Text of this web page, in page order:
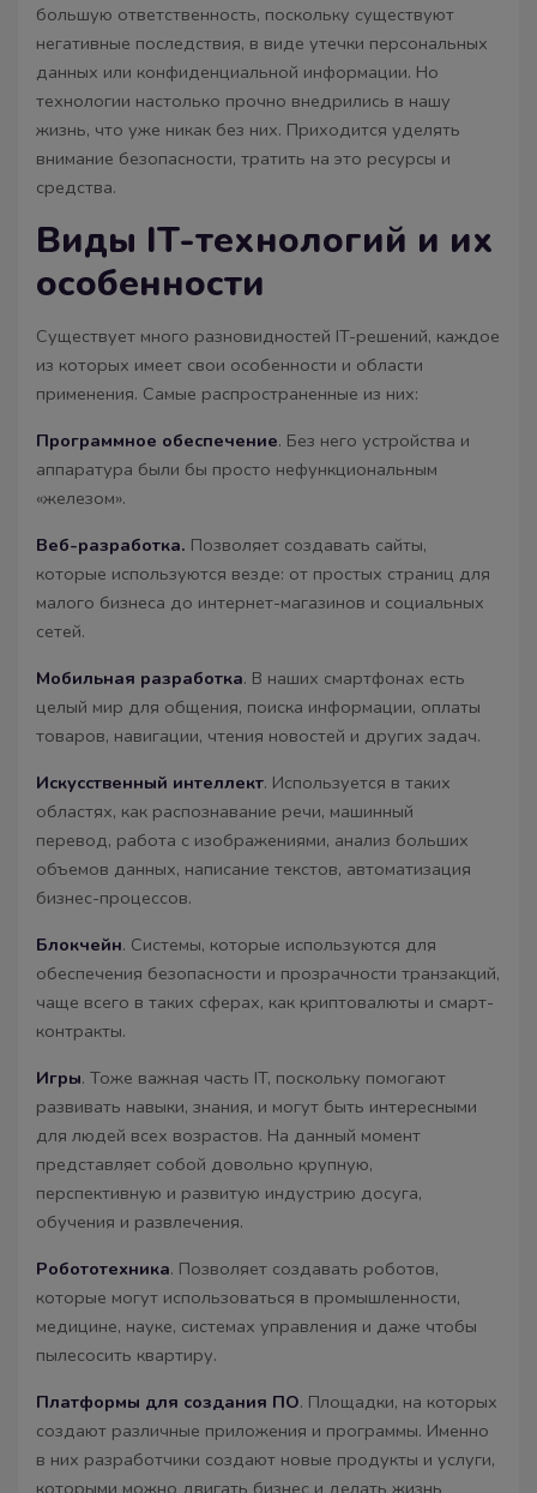
большую ответственность, поскольку существуют
негативные последствия, в виде утечки персональных
данных или конфиденциальной информации. Но
тeхнологии настолько прочно внедрились в нашу
жизнь, что уже никак без них. Приходится уделять
внимание безопасности, тратить на это ресурсы и
средства.
Виды IT-технологий и их
особенности
Существует много разновидностей IT-решений, каждое
из которых имеет свои особенности и области
применения. Самые распространенные из них:
Программное обеспечение. Без него устройства и
аппаратура были бы просто нефункциональным
«железом».
Веб-разработка. Позволяет создавать сайты,
которые используются везде: от простых страниц для
малого бизнеса до интернет-магазинов и социальных
сетей.
Мобильная разработка. В наших смартфонах есть
целый мир для общения, поиска информации, оплаты
товаров, навигации, чтения новостей и других задач.
Искусственный интеллект. Используется в таких
областях, как распознавание речи, машинный
перевод, работа с изображениями, анализ больших
объемов данных, написание текстов, автоматизация
бизнес-процессов.
Блокчейн. Системы, которые используются для
обеспечения безопасности и прозрачности транзакций,
чаще всего в таких сферах, как криптовалюты и смарт-
контракты.
Игры. Тоже важная часть IT, поскольку помогают
развивать навыки, знания, и могут быть интересными
для людей всех возрастов. На данный момент
представляет собой довольно крупную,
перспективную и развитую индустрию досуга,
обучения и развлечения.
Робототехника. Позволяет создавать роботов,
которые могут использоваться в промышленности,
медицине, науке, системах управления и даже чтобы
пылесосить квартиру.
Платформы для создания ПО. Площадки, на которых
создают различные приложения и программы. Именно
в них разработчики создают новые продукты и услуги,
которыми можно двигать бизнес и делать жизнь